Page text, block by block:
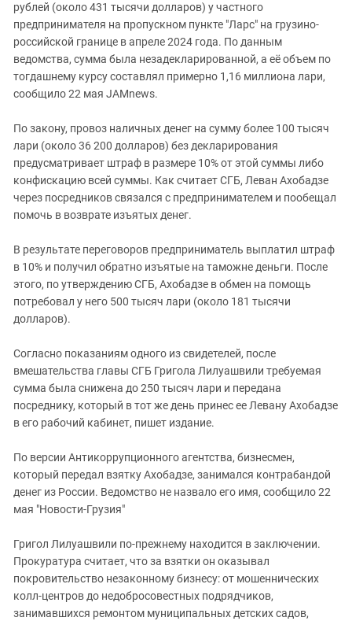
рублей (около 431 тысячи долларов) у частного
предпринимателя на пропускном пункте "Ларс" на грузино-
российской границе в апреле 2024 года. По данным
ведомства, сумма была незадекларированной, а её объем по
тогдашнему курсу составлял примерно 1,16 миллиона лари,
сообщило 22 мая JAMnews.
По закону, провоз наличных денег на сумму более 100 тысяч
лари (около 36 200 долларов) без декларирования
предусматривает штраф в размере 10% от этой суммы либо
конфискацию всей суммы. Как считает СГБ, Леван Ахобадзе
через посредников связался с предпринимателем и пообещал
помочь в возврате изъятых денег.
В результате переговоров предприниматель выплатил штраф
в 10% и получил обратно изъятые на таможне деньги. После
этого, по утверждению СГБ, Ахобадзе в обмен на помощь
потребовал у него 500 тысяч лари (около 181 тысячи
долларов).
Согласно показаниям одного из свидетелей, после
вмешательства главы СГБ Григола Лилуашвили требуемая
сумма была снижена до 250 тысяч лари и передана
посреднику, который в тот же день принес ее Левану Ахобадзе
в его рабочий кабинет, пишет издание.
По версии Антикоррупционного агентства, бизнесмен,
который передал взятку Ахобадзе, занимался контрабандой
денег из России. Ведомство не назвало его имя, сообщило 22
мая "Новости-Грузия"
Григол Лилуашвили по-прежнему находится в заключении.
Прокуратура считает, что за взятки он оказывал
покровительство незаконному бизнесу: от мошеннических
колл-центров до недобросовестных подрядчиков,
занимавшихся ремонтом муниципальных детских садов,